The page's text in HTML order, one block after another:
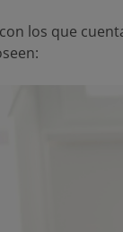
los que